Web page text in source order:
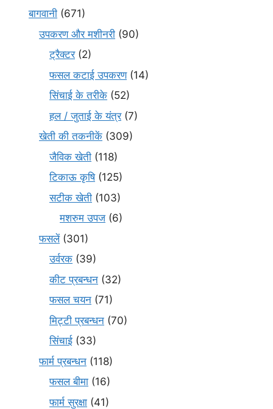
बागवानी (671)
उपकरण और मशीनरी (90)
ट्रैक्टर(2)
फसल कटाई उपकरण(14)
सिंचाई के तरीके (52)
हल / जुताई के यंत्र(7)
खेती की तकनीकें (309)
जैविक खेती (118)
टिकाऊ कृषि(125)
सटीक खेती (103)
मशरुम उपज (6)
फसलें(301)
उर्वरक (39)
कीट प्रबन्धन (32)
फसल चयन (71)
मि‌ट्टी प्रबन्धन (70)
सिंचाई (33)
फार्म प्रबन्धन (118)
फसल बीमा (16)
फार्म सुरक्षा (41)